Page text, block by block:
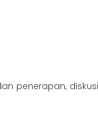
penerapan,